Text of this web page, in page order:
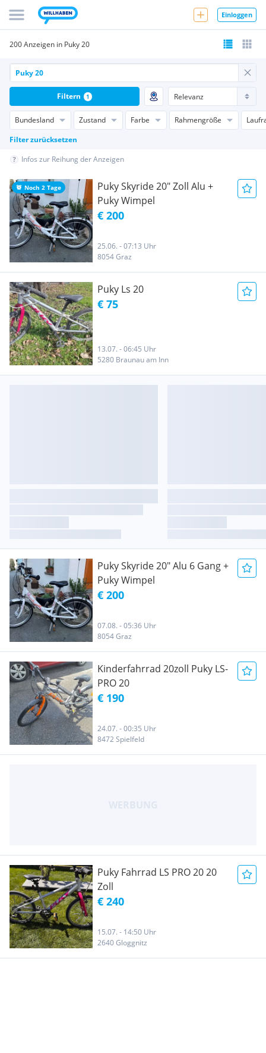
Einloggen
200 Anzeigen in Puky 20
Bundesland Zustand Farbe Rahmengröße
Filter zurücksetzen
Filtern 1
Infos zur Reihung der Anzeigen
Noch 2 Tage
Puky Skyride 20" Zoll Alu +
Puky Wimpel
€ 200
25.06. - 07:13 Uhr
8054 Graz
Puky Ls 20
€ 75
13.07. - 06:45 Uhr
5280 Braunau am Inn
Puky Skyride 20" Alu 6 Gang +
Puky Wimpel
€ 200
07.08. - 05:36 Uhr
8054 Graz
Kinderfahrrad 20zoll Puky LS-
PRO 20
€ 190
24.07. - 00:35 Uhr
8472 Spielfeld
Puky Fahrrad LS PRO 20 20
Zoll
€ 240
15.07. - 14:50 Uhr
2640 Gloggnitz